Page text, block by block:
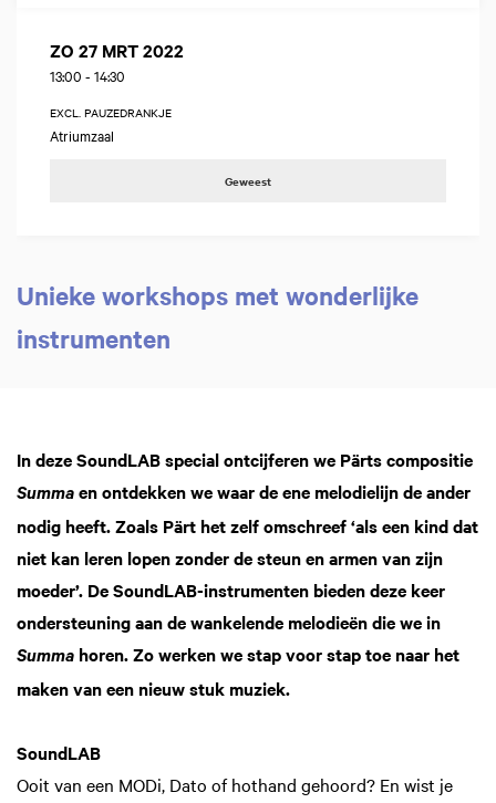
ZO 27 MRT 2022
13:00 - 14:30
EXCL. PAUZEDRANKJE
Atriumzaal
Geweest
Unieke workshops met wonderlijke
instrumenten
In deze SoundLAB special ontcijferen we Pärts compositie
Summa en ontdekken we waar de ene melodielijn de ander
nodig heeft. Zoals Pärt het zelf omschreef ‘als een kind dat
niet kan leren lopen zonder de steun en armen van zijn
moeder’. De SoundLAB-instrumenten bieden deze keer
ondersteuning aan de wankelende melodieën die we in
Summa horen. Zo werken we stap voor stap toe naar het
maken van een nieuw stuk muziek.
SoundLAB
Ooit van een MODi, Dato of hothand gehoord? En wist je